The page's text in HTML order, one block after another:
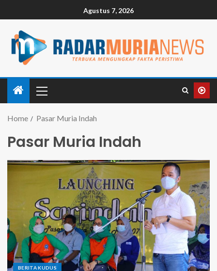
Agustus 7, 2026
Home Pasar Muria Indah
Pasar Muria Indah
BERITA KUDUS